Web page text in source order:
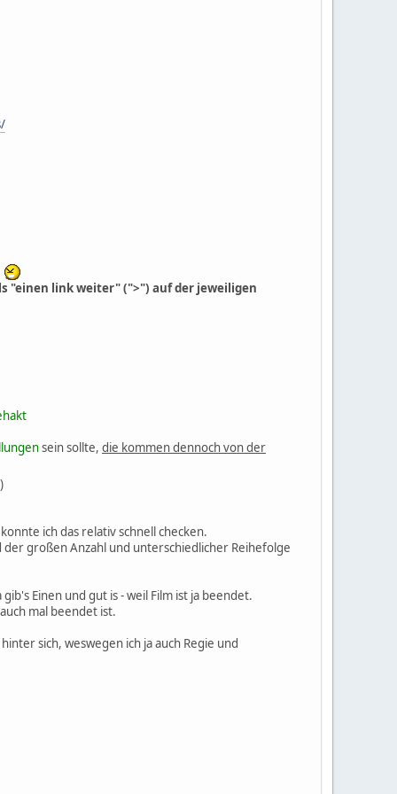
"einen link weiter" (">") auf der jeweiligen
sein sollte, die kommen dennoch von der
ich das relativ schnell checken.
der großen Anzahl und unterschiedlicher Reihefolge
Einen und gut is - weil Film ist ja beendet.
mal beendet ist.
sich, weswegen ich ja auch Regie und